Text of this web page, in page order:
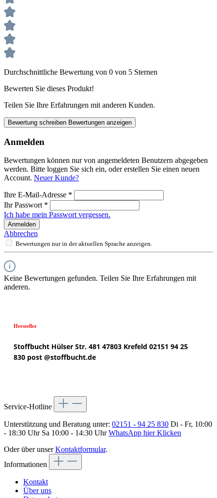
Durchschnittliche Bewertung von 0 von 5 Sternen
Bewerten Sie dieses Produkt!
Teilen Sie Ihre Erfahrungen mit anderen Kunden.
Bewertung schreiben Bewertungen anzeigen
Anmelden
Bewertungen können nur von angemeldeten Benutzern abgegeben
werden. Bitte loggen Sie sich ein, oder erstellen Sie einen neuen
Account. Neuer Kunde?
Ihre E-Mail-Adresse *
Ihr Passwort *
Ich habe mein Passwort vergessen.
Anmelden
Abbrechen
Bewertungen nur in der aktuellen Sprache anzeigen.
Keine Bewertungen gefunden. Teilen Sie Ihre Erfahrungen mit
anderen.
Hersteller
Stoffbucht Hülser Str. 481 47803 Krefeld 02151 94 25
830 post @stoffbucht.de
Service-Hotline
Unterstützung und Beratung unter: 02151 - 94 25 830 Di - Fr, 10:00
- 18:30 Uhr Sa 10:00 - 14:30 UhrWhatsApp hier Klicken
Oder über unserKontaktformular.
Informationen
Kontakt
Über uns